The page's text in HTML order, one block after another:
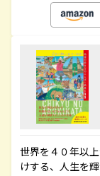
世界を４０年以
けする、人生を